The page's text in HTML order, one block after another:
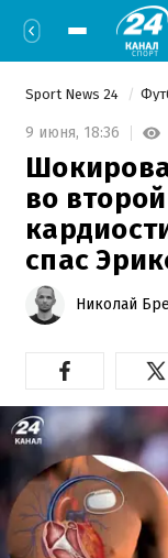
Sport News 24
9 июня, 18:36
во
спас
Николай